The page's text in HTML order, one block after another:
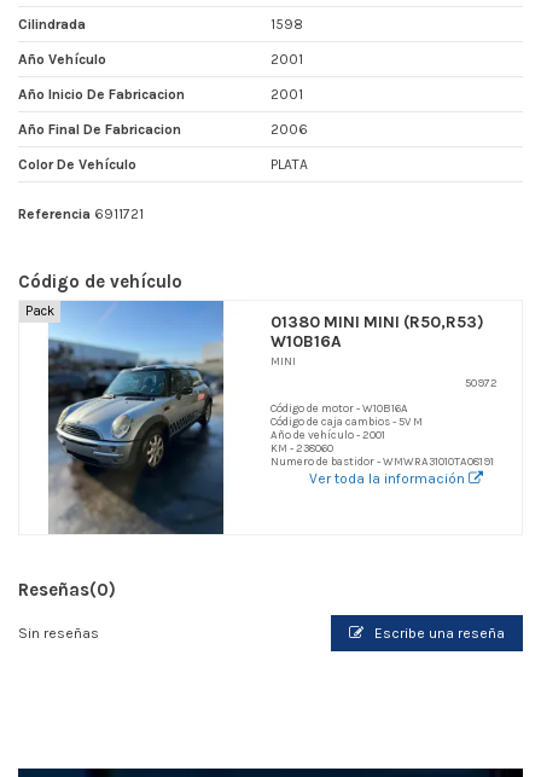
Cilindrada 1598
Año Vehículo 2001
Año Inicio De Fabricacion 2001
Año Final De Fabricacion 2006
Color De Vehículo PLATA
Referencia 6911721
Código de vehículo
Pack
01380 MINI MINI (R50,R53)
W10B16A
MINI
50972
Código de motor - W10B16A
Código de caja cambios - 5V M
Año de vehículo - 2001
KM - 238060
Numero de bastidor - WMWRA31010TA08191
Ver toda la información
Reseñas(0)
Sin reseñas Escribe una reseña